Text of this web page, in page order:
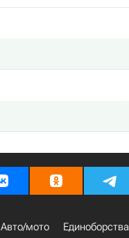
Авто/мото Единоборства